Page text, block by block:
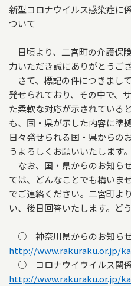
新型コロナウイルス感染症に
ついて
日頃より、二宮町の介護保
力いただき誠にありがとうご
さて、標記の件につきまし
発せられており、その中で、
た柔軟な対応が示されている
も、国・県が示した内容に準
日々発せられる国・県からの
うよろしくお願いいたします。
なお、国・県からのお知ら
ては、どんなことでも構いま
でご連絡ください。二宮町よ
い、後日回答いたします。ど
○ 神奈川県からのお知らせ
http://www.rakuraku.or.jp/
○ コロナウイウイルス関係
http://www.rakuraku.or.jp/